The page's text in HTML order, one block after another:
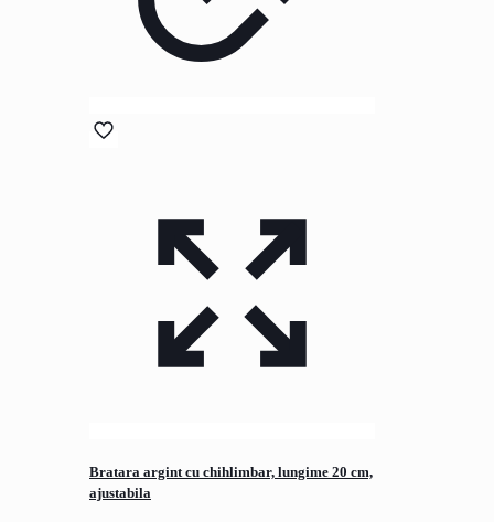
Bratara argint cu chihlimbar, lungime 20 cm,
ajustabila